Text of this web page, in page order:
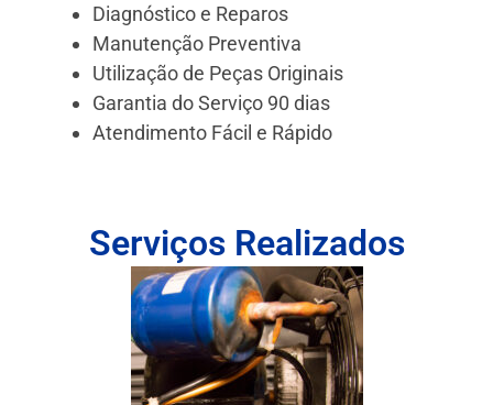
Diagnóstico e Reparos
Manutenção Preventiva
Utilização de Peças Originais
Garantia do Serviço 90 dias
Atendimento Fácil e Rápido
Serviços Realizados